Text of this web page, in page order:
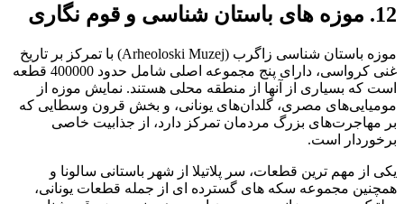
12. موزه های باستان شناسی و قوم نگاری
موزه باستان شناسی زاگرب (Arheoloski Muzej) با تمرکز بر تاریخ
غنی کرواسی، دارای پنج مجموعه اصلی شامل حدود 400000 قطعه
است که بسیاری از آنها از منطقه محلی هستند. نمایش موزه از
مومیایی‌های مصری، گلدان‌های یونانی، و بخش قرون وسطایی که
بر مهاجرت‌های بزرگ مردمان تمرکز دارد، از جذابیت خاصی
برخوردار است.
یکی از مهم ترین قطعات، سر پلاتیلا از شهر باستانی سالونا و
همچنین مجموعه سکه های گسترده ای از جمله قطعات یونانی،